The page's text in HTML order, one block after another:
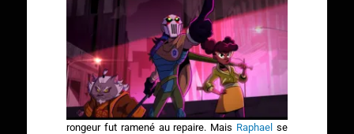
rongeur fut ramené au repaire. Mais Raphael se